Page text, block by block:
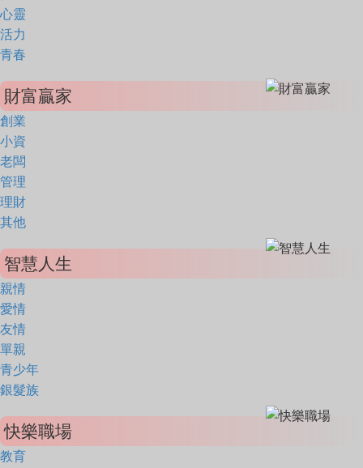
心靈
活力
青春
財富贏家
創業
小資
老闆
管理
理財
其他
智慧人生
親情
愛情
友情
單親
青少年
銀髮族
快樂職場
教育